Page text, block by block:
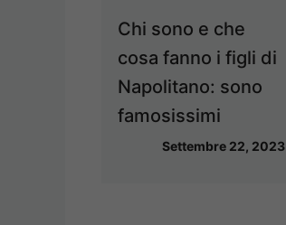
Chi sono e che
cosa fanno i figli di
Napolitano: sono
famosissimi
Settembre 22, 2023